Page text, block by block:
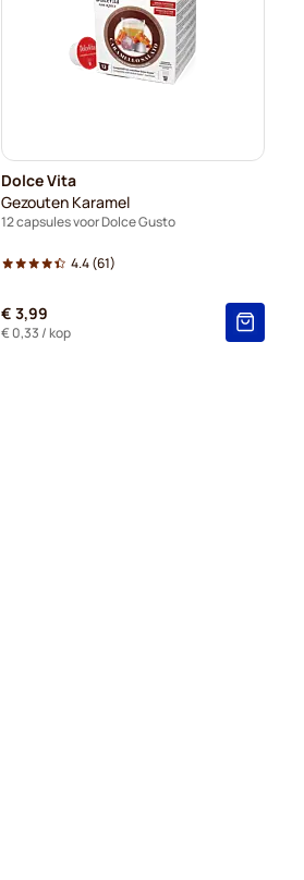
Dolce Vita
Gezouten Karamel
12 capsules voor Dolce Gusto
4.4(61)
€ 3,99
€ 0,33 / kop